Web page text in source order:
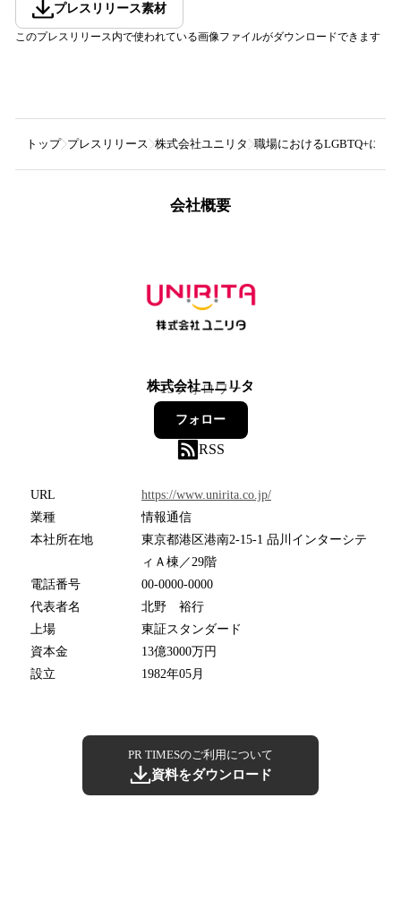
プレスリリース素材
このプレスリリース内で使われている画像ファイルがダウンロードできます
トップ プレスリリース 株式会社ユニリタ 職場におけるLGBTQ+に関
会社概要
株式会社ユニリタ
15フォロワー
フォロー
RSS
URL
https://www.unirita.co.jp/
業種
情報通信
本社所在地
東京都港区港南2-15-1 品川インターシテ
ィＡ棟／29階
電話番号
00-0000-0000
代表者名
北野 裕行
上場
東証スタンダード
資本金
13億3000万円
設立
1982年05月
PR TIMESのご利用について
資料をダウンロード